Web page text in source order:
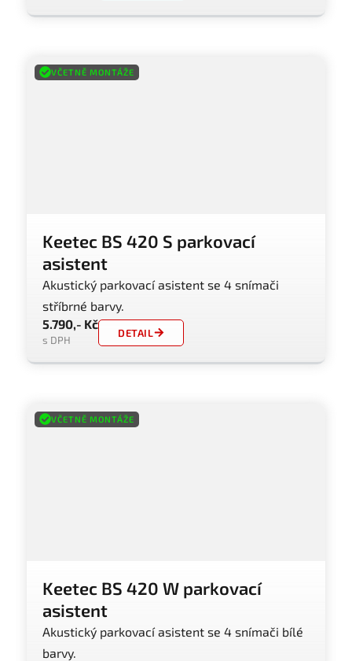
VČETNĚ MONTÁŽE
Keetec BS 420 S parkovací
asistent
Akustický parkovací asistent se 4 snímači
stříbrné barvy.
5.790,- Kč
s DPH
DETAIL
VČETNĚ MONTÁŽE
Keetec BS 420 W parkovací
asistent
Akustický parkovací asistent se 4 snímači bílé
barvy.